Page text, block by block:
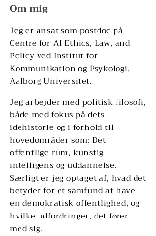
Om mig
Jeg er ansat som postdoc på
Centre for AI Ethics, Law, and
Policy ved Institut for
Kommunikationog Psykologi,
Aalborg Universitet.
Jeg arbejder med politisk filosofi,
både med fokus på dets
idehistorie og i forhold til
hovedområder som: Det
offentlige rum, kunstig
intelligens og uddannelse.
Særligt er jeg optaget af, hvad det
betyder for et samfund at have
en demokratisk offentlighed, og
hvilke udfordringer, det fører
med sig.